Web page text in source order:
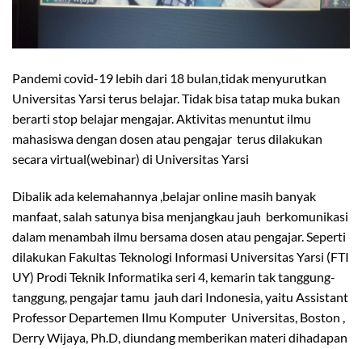
Pandemi covid-19 lebih dari 18 bulan,tidak menyurutkan
Universitas Yarsi terus belajar. Tidak bisa tatap muka bukan
berarti stop belajar mengajar. Aktivitas menuntut ilmu
mahasiswa dengan dosen atau pengajar terus dilakukan
secara virtual(webinar) di Universitas Yarsi
Dibalik ada kelemahannya ,belajar online masih banyak
manfaat, salah satunya bisa menjangkau jauh berkomunikasi
dalam menambah ilmu bersama dosen atau pengajar. Seperti
dilakukan Fakultas Teknologi Informasi Universitas Yarsi (FTI
UY) Prodi Teknik Informatika seri 4, kemarin tak tanggung-
tanggung, pengajar tamu jauh dari Indonesia, yaitu Assistant
Professor Departemen Ilmu Komputer Universitas, Boston ,
Derry Wijaya, Ph.D, diundang memberikan materi dihadapan